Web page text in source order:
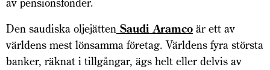
av pensionsfonder.
Den saudiska oljejätten Saudi Aramco är ett av
världens mest lönsamma företag. Världens fyra största
banker, räknat i tillgångar, ägs helt eller delvis av